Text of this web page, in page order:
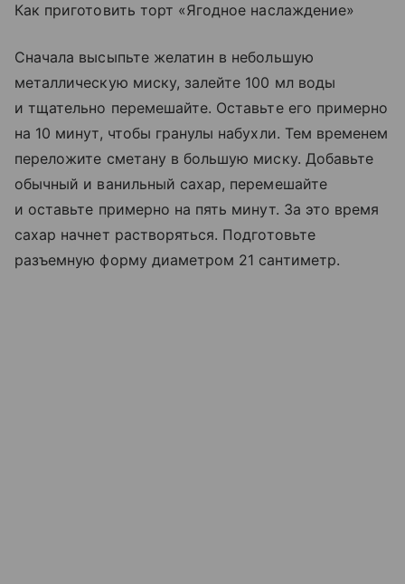
Как приготовить торт «Ягодное наслаждение»
Сначала высыпьте желатин в небольшую
металлическую миску, залейте 100 мл воды
и тщательно перемешайте. Оставьте его примерно
на 10 минут, чтобы гранулы набухли. Тем временем
переложите сметану в большую миску. Добавьте
обычный и ванильный сахар, перемешайте
и оставьте примерно на пять минут. За это время
сахар начнет растворяться. Подготовьте
разъемную форму диаметром 21 сантиметр.